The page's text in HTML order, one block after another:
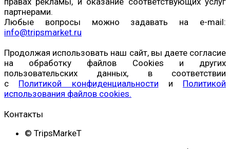
партнерами.
Любые вопросы можно задавать на e-mail:
info@tripsmarket.ru
Продолжая использовать наш сайт, вы даете согласие
на обработку файлов Cookies и других
пользовательских данных, в соответствии
с Политикой конфиденциальности и Политикой
использования файлов cookies.
Контакты
© TripsMarkeT